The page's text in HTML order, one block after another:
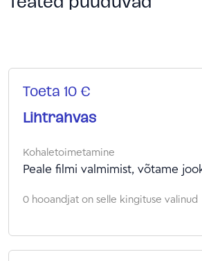
Toeta 10 €
Lihtrahvas
Kohaletoimetamine
Peale filmi valmimist, võtame
0 hooandjat on selle kingituse valinud